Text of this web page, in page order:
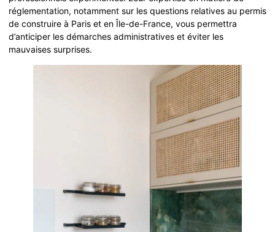
réglementation, notamment sur les questions relatives au permis
de construire à Paris et en Île-de-France, vous permettra
d’anticiper les démarches administratives et éviter les
mauvaises surprises.